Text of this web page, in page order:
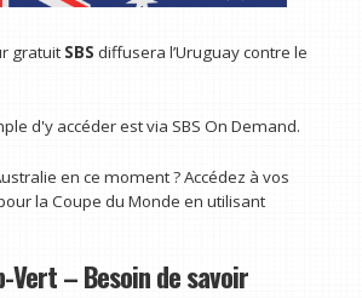
gratuit SBS diffusera l’Uruguay contre le
d'y accéder est via SBS On Demand.
en ce moment ? Accédez à vos
la Coupe du Monde en utilisant
Vert – Besoin de savoir